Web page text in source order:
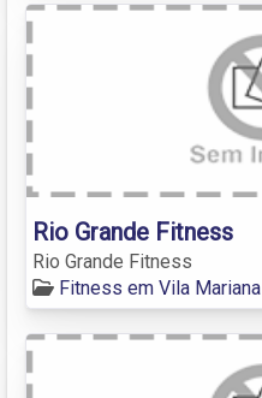
Rio Grande Fitness
Rio Grande Fitness
Fitness em Vila Mariana